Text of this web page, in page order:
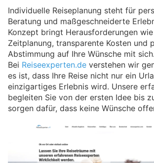
Individuelle Reiseplanung steht für
Beratung und maßgeschneiderte
Konzept bringt Herausforderungen
Zeitplanung, transparente Kosten und
Abstimmung auf Ihre Wünsche mit sich.
Bei Reiseexperten.de verstehen wir
es ist, dass Ihre Reise nicht nur ein
einzigartiges Erlebnis wird. Unsere
begleiten Sie von der ersten Idee bis
sorgen dafür, dass keine Wünsche